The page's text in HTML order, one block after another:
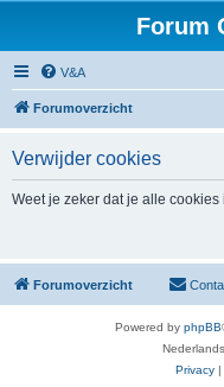
Forum
V&A
Forumoverzicht
Verwijder cookies
Weet je zeker dat je alle
Forumoverzicht
Powered by phpBB
Privacy |